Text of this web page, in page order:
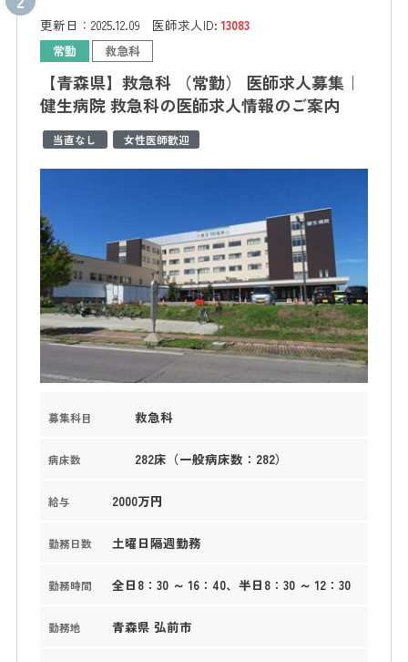
更新日： 2025.12.09 医師求人ID:13083
常勤 救急科
【青森県】救急科 （常勤） 医師求人募集｜
健生病院 救急科の医師求人情報のご案内
当直なし 女性医師歓迎
募集科目 救急科
病床数 282床（一般病床数：282）
給与 2000万円
勤務日数 土曜日隔週勤務
勤務時間 全日8：30 ～ 16：40、半日8：30 ～ 12：30
勤務地 青森県 弘前市